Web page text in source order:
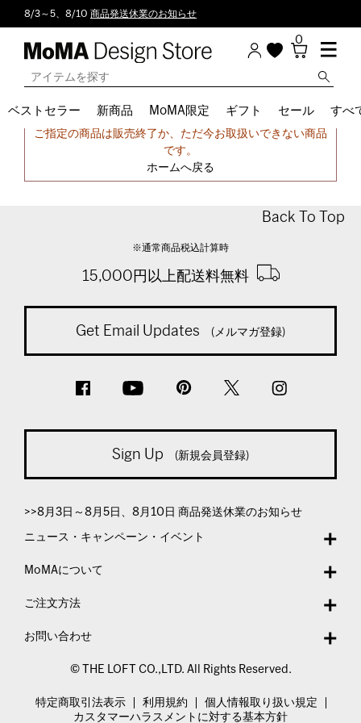
8/3～5、8/10 商品発送休業のお知らせ
0
ベストセラー 新商品 MoMA限定 ギフト セール すべ
申し訳ございません。
ご指定の商品は販売終了か、ただ今お取扱いできない商品
です。
ホームへ戻る
Back To Top
※通常商品税込計算時
15,000円以上配送料無料
Get Email Updates (メルマガ登録)
Sign Up (新規会員登録)
>>8月3日～8月5日、8月10日 商品発送休業のお知らせ
ニュース・キャンペーン・イベント
MoMAについて
ご注文方法
お問い合わせ
© THE LOFT CO.,LTD. All Rights Reserved.
特定商取引法表示 利用規約
個人情報取り扱い規定
カスタマーハラスメントに対する基本方針